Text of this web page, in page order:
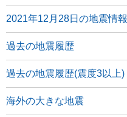
2021年12月28日の地震情報
過去の地震履歴
過去の地震履歴(震度3以上)
海外の大きな地震